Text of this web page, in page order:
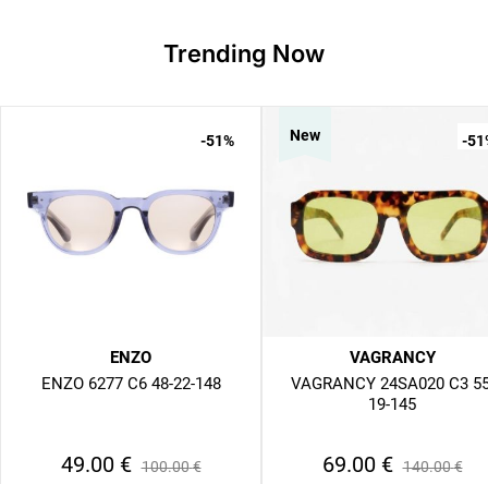
Trending Now
ENZO
ENZO 6277 C6 48-22-148
49.00 € 100.00€
-51%
VAGRANCY
VAGRANCY 24SA020 C3
19-145
69.00 € 140.00€
New -51